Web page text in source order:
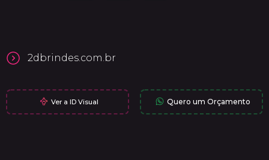
2dbrindes.com.br
Ver a ID Visual Quero um Orçamento